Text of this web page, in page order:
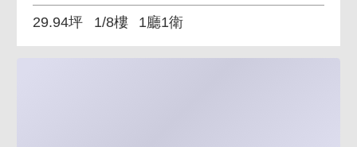
29.94坪 1/8樓 1廳1衛